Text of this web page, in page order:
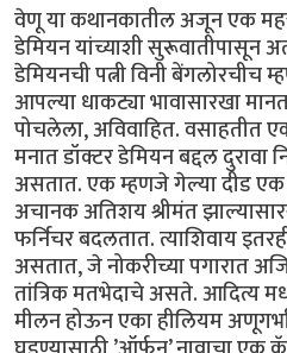
वेणू या कथानकातील अजून एक
डेमियन यांच्याशी सुरूवातीपासून
डेमियनची पत्नी विनी बेंगलोरचीच
आपल्या धाकट्या भावासारखा
पोचलेला, अविवाहित. वसाहतीत
मनात डॉक्टर डेमियन बद्दल दुरावा
असतात. एक म्हणजे गेल्या दीड एक
अचानक अतिशय श्रीमंत
फर्निचर बदलतात. त्याशिवाय
असतात, जे नोकरीच्या पगारात
तांत्रिक मतभेदाचे असते. आदित्य
मीलन होऊन एका हीलियम